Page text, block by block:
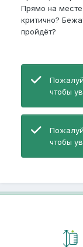
Прямо на месте
критично?
пройдёт?
чтобы
чтобы